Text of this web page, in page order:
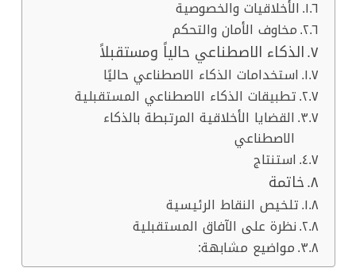
الأخلاقيات والخصوصية
مخاوف الأمان والتحكم
الذكاء الاصطناعي حالياً ومستقبلاً
استخدامات الذكاء الاصطناعي حاليًا
تطبيقات الذكاء الاصطناعي المستقبلية
القضايا الأخلاقية المرتبطة بالذكاء
الاصطناعي
استنتاج
خاتمة
تلخيص النقاط الرئيسية
نظرة على الآفاق المستقبلية
مواضيع مشابهة: